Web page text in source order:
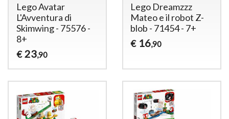
Lego Avatar
L'Avventura di
Skimwing - 75576 -
8+
€ 23,90
Lego Dreamzzz
Mateo e il robot Z-
blob - 71454 - 7+
€ 16,90